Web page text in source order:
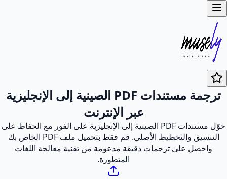
ترجمة مستندات PDF الصينية إلى الإنجليزية
عبر الإنترنت
حوّل مستندات PDF الصينية إلى الإنجليزية على الفور مع الحفاظ على
التنسيق والتخطيط الأصلي. قم فقط بتحميل ملف PDF الخاص بك
واحصل على ترجمات دقيقة مدعومة من تقنية معالجة اللغات
المتطورة.